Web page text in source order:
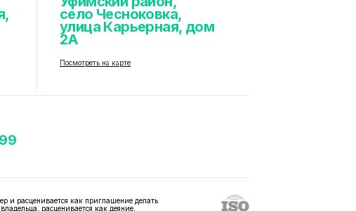
село Чесноковка,
улица Карьерная, дом
2А
Посмотреть на карте
и расценивается как приглашение делать
расценивается как деяние,